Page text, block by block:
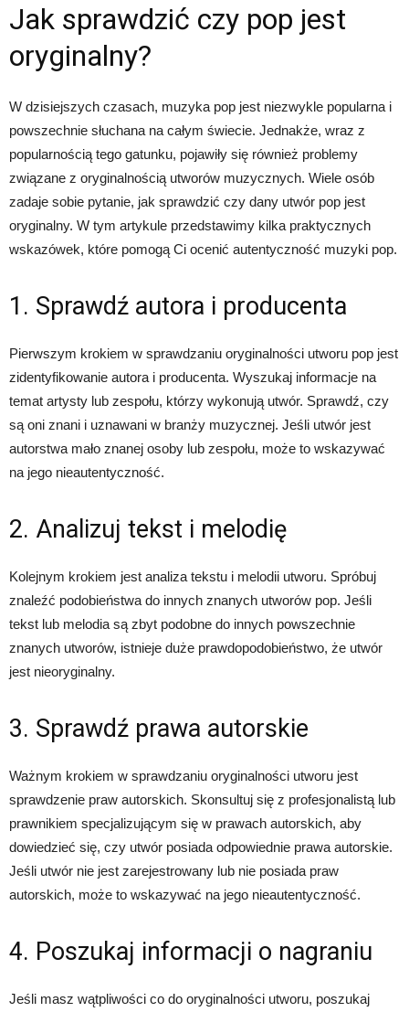
Jak sprawdzić czy pop jest
oryginalny?
W dzisiejszych czasach, muzyka pop jest niezwykle popularna i
powszechnie słuchana na całym świecie. Jednakże, wraz z
popularnością tego gatunku, pojawiły się również problemy
związane z oryginalnością utworów muzycznych. Wiele osób
zadaje sobie pytanie, jak sprawdzić czy dany utwór pop jest
oryginalny. W tym artykule przedstawimy kilka praktycznych
wskazówek, które pomogą Ci ocenić autentyczność muzyki pop.
1. Sprawdź autora i producenta
Pierwszym krokiem w sprawdzaniu oryginalności utworu pop jest
zidentyfikowanie autora i producenta. Wyszukaj informacje na
temat artysty lub zespołu, którzy wykonują utwór. Sprawdź, czy
są oni znani i uznawani w branży muzycznej. Jeśli utwór jest
autorstwa mało znanej osoby lub zespołu, może to wskazywać
na jego nieautentyczność.
2. Analizuj tekst i melodię
Kolejnym krokiem jest analiza tekstu i melodii utworu. Spróbuj
znaleźć podobieństwa do innych znanych utworów pop. Jeśli
tekst lub melodia są zbyt podobne do innych powszechnie
znanych utworów, istnieje duże prawdopodobieństwo, że utwór
jest nieoryginalny.
3. Sprawdź prawa autorskie
Ważnym krokiem w sprawdzaniu oryginalności utworu jest
sprawdzenie praw autorskich. Skonsultuj się z profesjonalistą lub
prawnikiem specjalizującym się w prawach autorskich, aby
dowiedzieć się, czy utwór posiada odpowiednie prawa autorskie.
Jeśli utwór nie jest zarejestrowany lub nie posiada praw
autorskich, może to wskazywać na jego nieautentyczność.
4. Poszukaj informacji o nagraniu
Jeśli masz wątpliwości co do oryginalności utworu, poszukaj